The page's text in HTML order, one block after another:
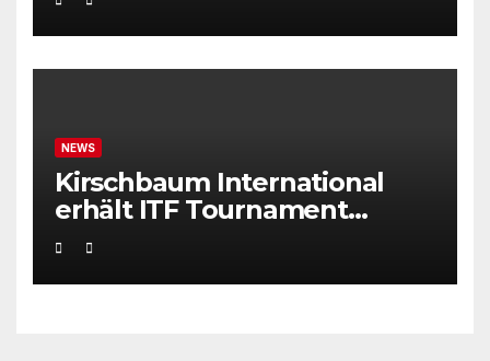
NEWS
Kirschbaum International
erhält ITF Tournament
Recognition Award 2025